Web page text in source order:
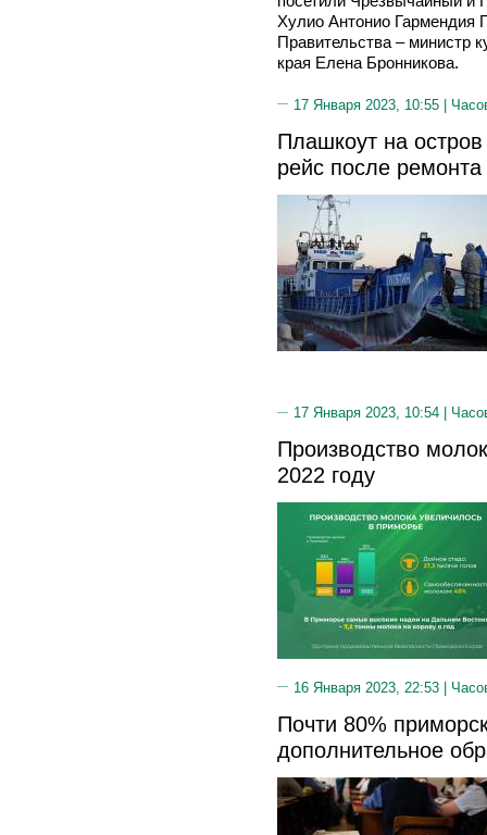
Хулио Антонио Гармендия
Правительства – министр
края Елена Бронникова.
17 Января 2023, 10:55 |
Плашкоут на
рейс после ремонта
17 Января 2023, 10:54 |
Производство
2022 году
16 Января 2023, 22:53 |
Почти 80%
дополнительное